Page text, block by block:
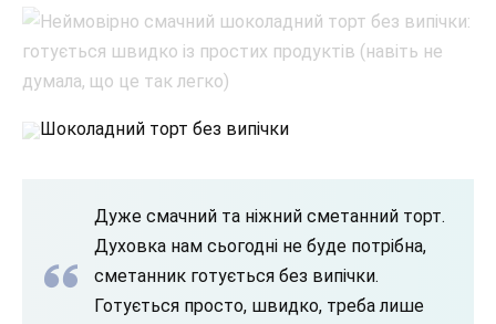
Шоколадний торт без випічки
Дуже смачний та ніжний сметанний торт.
Духовка нам сьогодні не буде потрібна,
сметанник готується без випічки.
Готується просто, швидко, треба лише